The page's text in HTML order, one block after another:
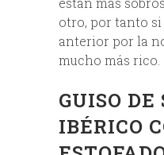
otro, por tanto
anterior por la
mucho más rico.
GUISO
IBÉRICO